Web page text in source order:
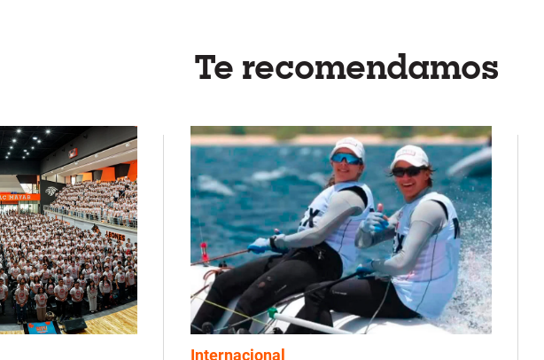
Te recomendamos
Internacional